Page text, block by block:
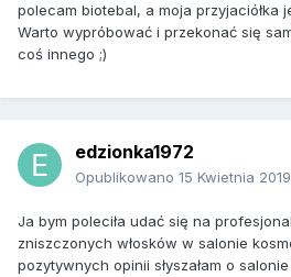
polecam biotebal, a moja przyjaciółka
Warto wypróbować i przekonać się
coś innego ;)
edzionka1972
Opublikowano 15 Kwietnia 2019
Ja bym poleciła udać się na
zniszczonych włosków w salonie
pozytywnych opinii słyszałam o